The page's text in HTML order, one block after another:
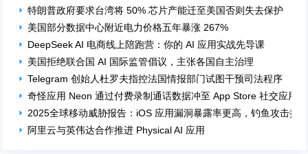
特朗普政府要求台湾将 50% 芯片产能迁至美国否则失去保护
美国部分数据中心附近电力价格五年暴涨 267%
DeepSeek AI 电商线上陪跑营：你的 AI 应用实战先导课
美国拒绝联合国 AI 国际监管倡议，主张各国自主治理
Telegram 创始人杜罗夫指控法国情报部门试图干预司法程序
奇怪应用 Neon 通过付费录制通话数据冲至 App Store 社交应用
2025全球移动威胁报告：iOS 应用漏洞暴露率更高，钓鱼攻击持
阿里云与英伟达合作推进 Physical AI 应用